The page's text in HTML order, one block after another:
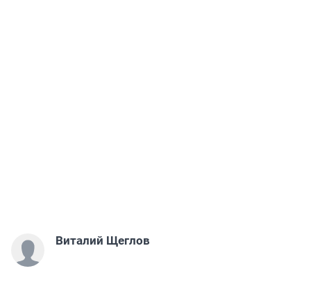
Виталий Щеглов